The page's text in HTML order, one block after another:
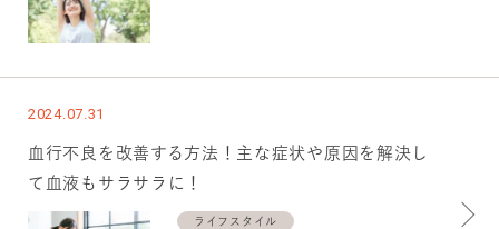
2024.07.31
血行不良を改善する方法！主な症状や原因を解決し
て血液もサラサラに！
ライフスタイル